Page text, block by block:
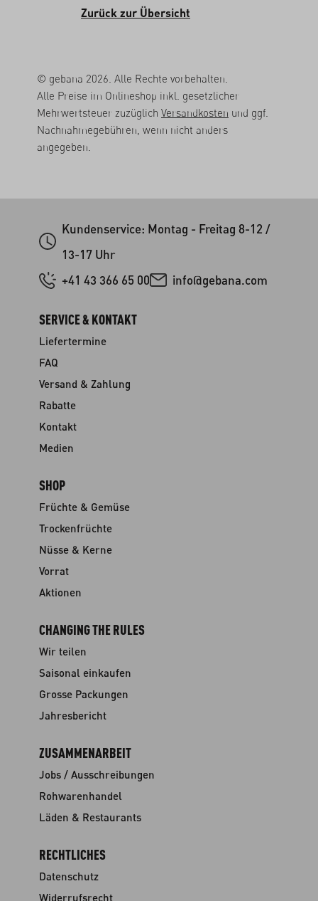
Zurück zur Übersicht
© gebana 2026. Alle Rechte vorbehalten.
Alle Preise im Onlineshop inkl. gesetzlicher
Mehrwertsteuer zuzüglich Versandkosten und ggf.
Nachnahmegebühren, wenn nicht anders
angegeben.
Kundenservice: Montag - Freitag 8-12 /
13-17 Uhr
+41 43 366 65 00
info@gebana.com
SERVICE & KONTAKT
Liefertermine
FAQ
Versand & Zahlung
Rabatte
Kontakt
Medien
SHOP
Früchte & Gemüse
Trockenfrüchte
Nüsse & Kerne
Vorrat
Aktionen
CHANGING THE RULES
Wir teilen
Saisonal einkaufen
Grosse Packungen
Jahresbericht
ZUSAMMENARBEIT
Jobs / Ausschreibungen
Rohwarenhandel
Läden & Restaurants
RECHTLICHES
Datenschutz
Widerrufsrecht